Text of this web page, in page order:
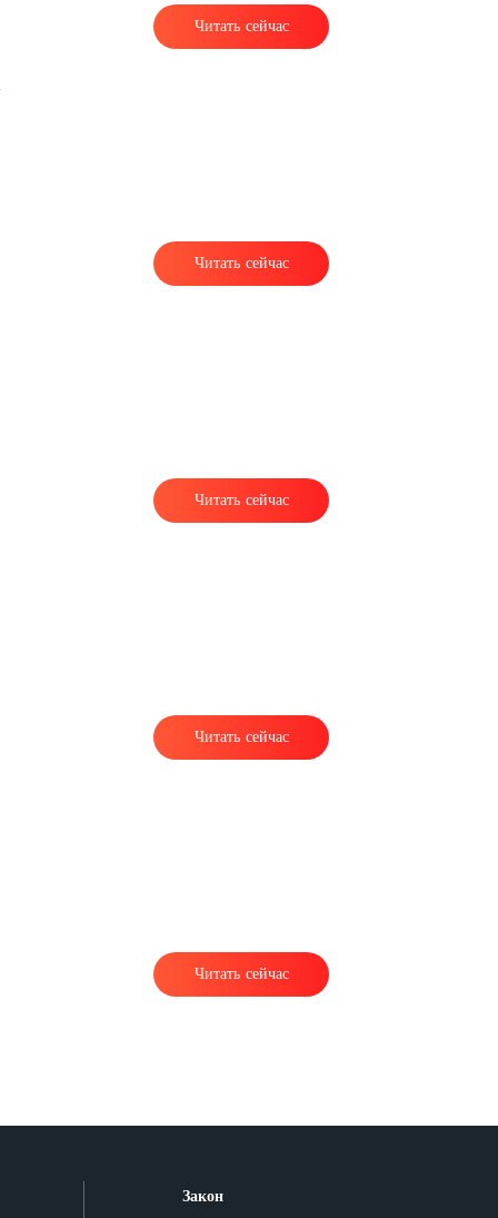
Читать сейчас
Читать сейчас
Читать сейчас
Читать сейчас
Читать сейчас
Закон